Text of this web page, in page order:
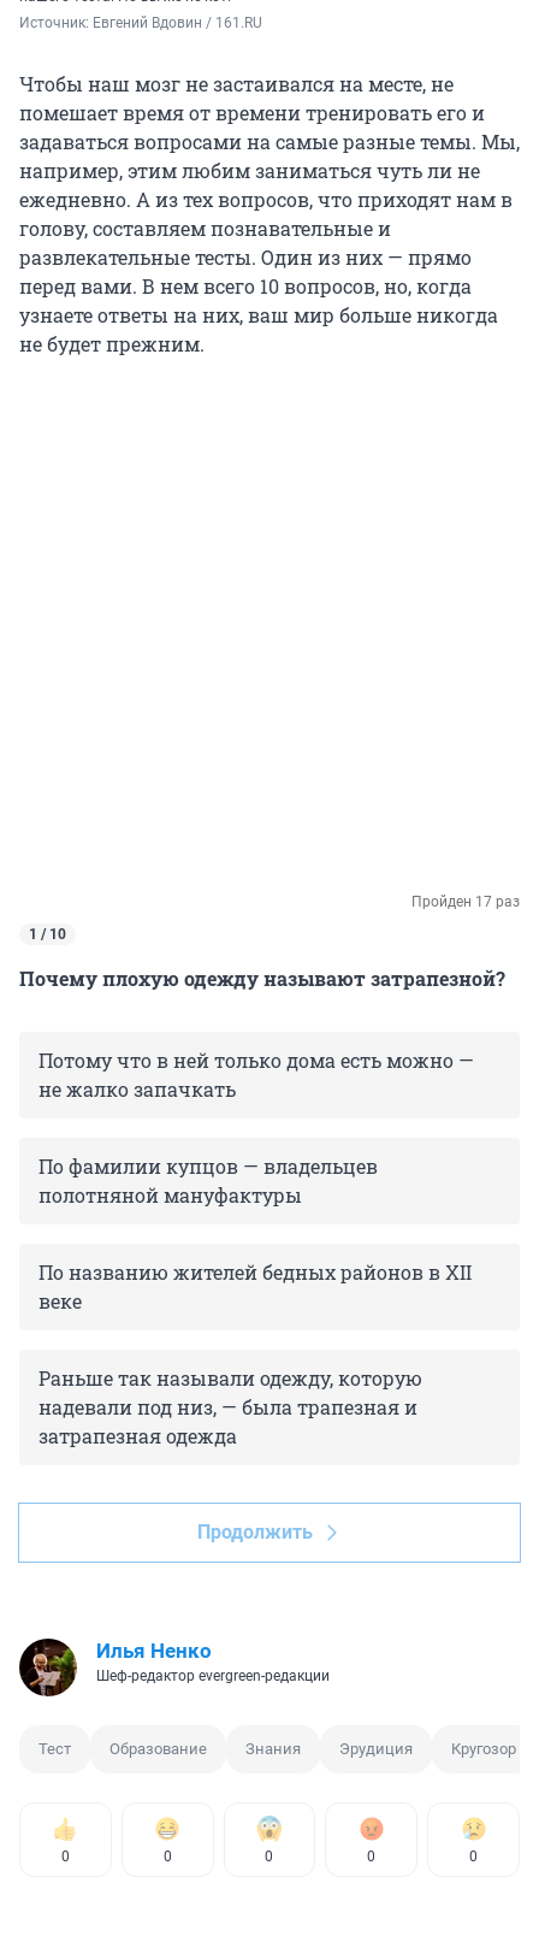
Источник: Евгений Вдовин / 161.RU
Чтобы наш мозг не застаивался на месте, не
помешает время от времени тренировать его и
задаваться вопросами на самые разные темы. Мы,
например, этим любим заниматься чуть ли не
ежедневно. А из тех вопросов, что приходят нам в
голову, составляем познавательные и
развлекательные тесты. Один из них — прямо
перед вами. В нем всего 10 вопросов, но, когда
узнаете ответы на них, ваш мир больше никогда
не будет прежним.
Пройден 17 раз
1 / 10
Почему плохую одежду называют затрапезной?
Потому что в ней только дома есть можно —
не жалко запачкать
По фамилии купцов — владельцев
полотняной мануфактуры
По названию жителей бедных районов в XII
веке
Раньше так называли одежду, которую
надевали под низ, — была трапезная и
затрапезная одежда
Продолжить
Илья Ненко
Шеф-редактор evergreen-редакции
Тест Образование Знания Эрудиция Кругозор
0 0 0 0 0